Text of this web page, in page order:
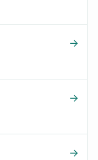
→
→
→